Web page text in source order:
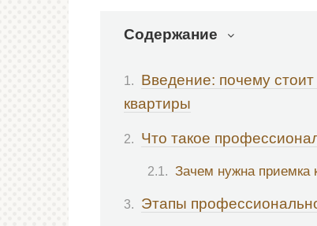
Содержание
Введение: почему
квартиры
Что такое
Зачем нужна приемка
Этапы